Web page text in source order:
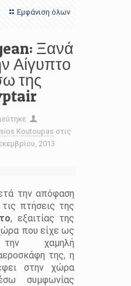
Εμφάνιση όλων
Ξανά
Αίγυπτο
της
Koutoupas στις
2013
την απόφαση
πτήσεις της
, εξαιτίας της
που είχε ως
την χαμηλή
της, η
στην χώρα
συμφωνίας